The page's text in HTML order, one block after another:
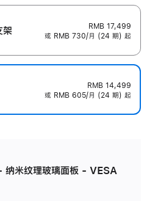
架
RMB 17,499
或 RMB 730/月 (24 期) 起
RMB 14,499
或 RMB 605/月 (24 期) 起
米纹理玻璃面板 - VESA